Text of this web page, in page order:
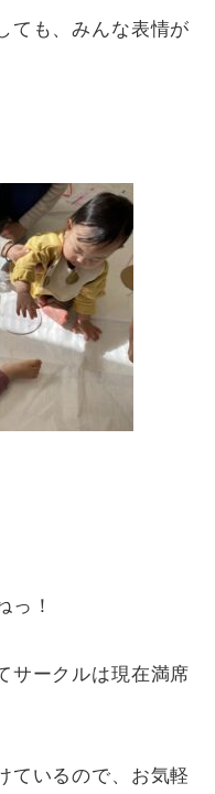
ても、みんな表情が
っ！
サークルは現在満席
ているので、お気軽